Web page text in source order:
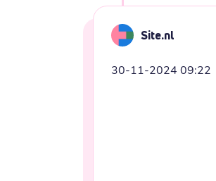
Site.nl
30-11-2024 09:22